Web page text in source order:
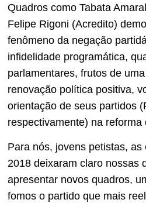
Quadros como Tabata
Felipe Rigoni (Acredito)
fenômeno da negação
infidelidade programática,
parlamentares, frutos de
renovação política positiva,
orientação de seus partidos
respectivamente) na reforma
Para nós, jovens petistas, as
2018 deixaram claro nossas
apresentar novos quadros,
fomos o partido que mais